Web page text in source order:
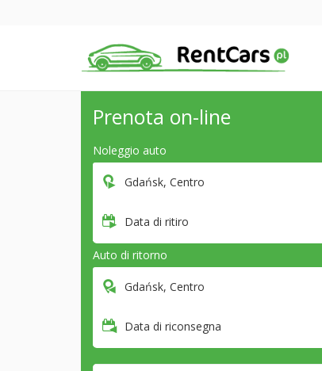
Prenota on-line
Noleggio auto
Gdańsk, Centro
Data di ritiro
Auto di ritorno
Gdańsk, Centro
Data di riconsegna